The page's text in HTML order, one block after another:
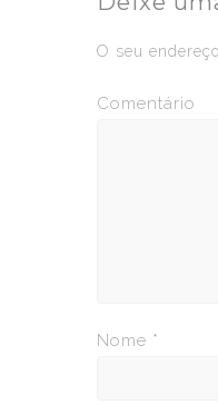
O seu
Comentário
Nome *